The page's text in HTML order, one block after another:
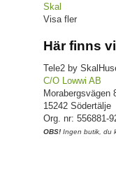
Skal
Visa fler
Här finns vi
Tele2 by
C/O Lowwi AB
Morabergsvägen
15242 Södertälje
Org. nr: 556881-
OBS! Ingen butik, du